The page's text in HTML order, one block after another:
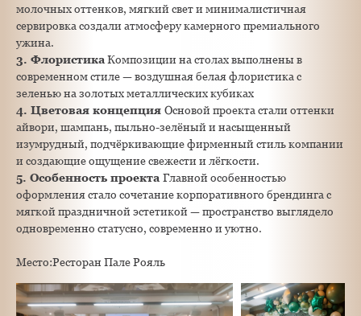
молочных оттенков, мягкий свет и минималистичная
сервировка создали атмосферу камерного премиального
ужина.
3. ФлористикаКомпозиции на столах выполнены в
современном стиле — воздушная белая флористика с
зеленью на золотых металлических кубиках
4. Цветовая концепция Основой проекта стали оттенки
айвори, шампань, пыльно-зелёный и насыщенный
изумрудный, подчёркивающие фирменный стиль компании
и создающие ощущение свежести и лёгкости.
5. Особенность проекта Главной особенностью
оформления стало сочетание корпоративного брендинга с
мягкой праздничной эстетикой — пространство выглядело
одновременно статусно, современно и уютно.
Место:Ресторан Пале Рояль